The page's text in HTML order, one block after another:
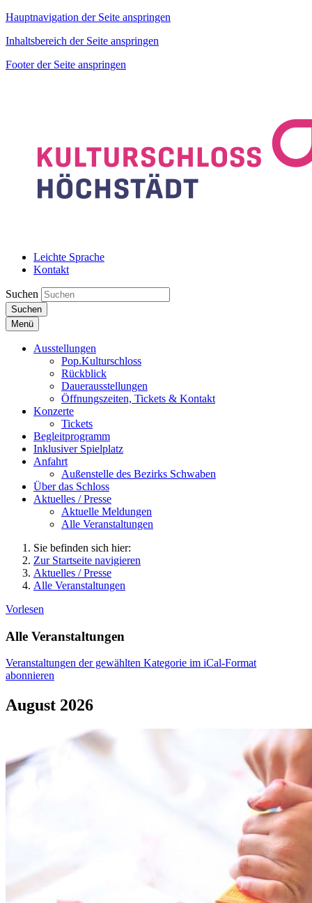
Hauptnavigation der Seite anspringen
Inhaltsbereich der Seite anspringen
Footer der Seite anspringen
Leichte Sprache
Kontakt
Suchen
Suchen
Menü
Ausstellungen
Pop.Kulturschloss
Rückblick
Dauerausstellungen
Öffnungszeiten, Tickets & Kontakt
Konzerte
Tickets
Begleitprogramm
Inklusiver Spielplatz
Anfahrt
Außenstelle des Bezirks Schwaben
Über das Schloss
Aktuelles / Presse
Aktuelle Meldungen
Alle Veranstaltungen
Sie befinden sich hier:
Zur Startseite navigieren
Aktuelles / Presse
Alle Veranstaltungen
Vorlesen
Alle Veranstaltungen
Veranstaltungen der gewählten Kategorie im iCal-Format
abonnieren
August 2026